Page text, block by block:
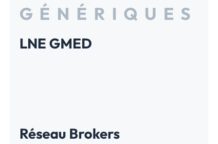
GÉNÉRIQUES
LNE GMED
Réseau Brokers